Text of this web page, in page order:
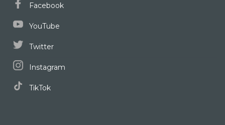
Facebook
YouTube
Twitter
Instagram
TikTok